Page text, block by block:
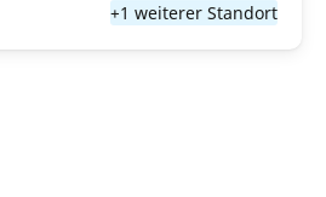
+1 weiterer Standort